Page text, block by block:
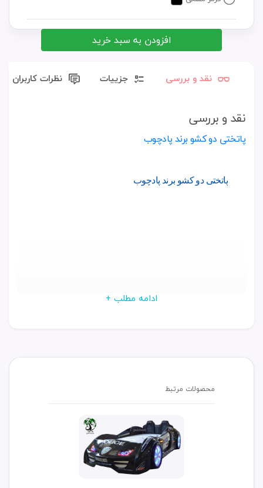
افزودن به سبد خرید
نقد و بررسی جزییات نظرات کاربران
نقد و بررسی
پاتختی دو کشو برند پادچوب
پاتختی دو کشو برند پادچوب
ادامه مطلب +
محصولات مرتبط